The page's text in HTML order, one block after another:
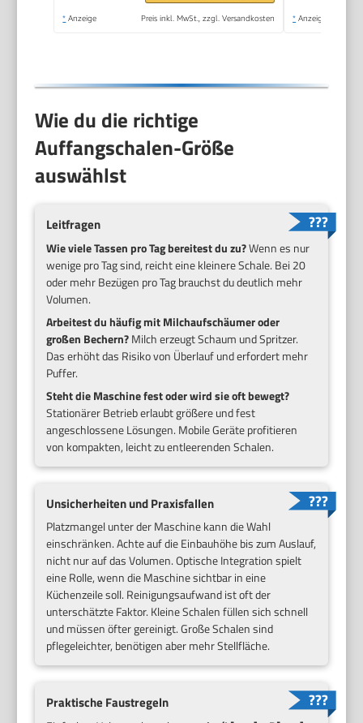
Spezialitäten, ideal für
* Anzeige Preis inkl. MwSt., zzgl. Versandkosten * Anzeige
Wie du die richtige
Auffangschalen-Größe
auswählst
Leitfragen
Wie viele Tassen pro Tag bereitest du zu?Wenn es nur
wenige pro Tag sind, reicht eine kleinere Schale. Bei 20
oder mehr Bezügen pro Tag brauchst du deutlich mehr
Volumen.
Arbeitest du häufig mit Milchaufschäumer oder
großen Bechern?Milch erzeugt Schaum und Spritzer.
Das erhöht das Risiko von Überlauf und erfordert mehr
Puffer.
Steht die Maschine fest oder wird sie oft bewegt?
Stationärer Betrieb erlaubt größere und fest
angeschlossene Lösungen. Mobile Geräte profitieren
von kompakten, leicht zu entleerenden Schalen.
Unsicherheiten und Praxisfallen
Platzmangel unter der Maschine kann die Wahl
einschränken. Achte auf die Einbauhöhe bis zum Auslauf,
nicht nur auf das Volumen. Optische Integration spielt
eine Rolle, wenn die Maschine sichtbar in eine
Küchenzeile soll. Reinigungsaufwand ist oft der
unterschätzte Faktor. Kleine Schalen füllen sich schnell
und müssen öfter gereinigt. Große Schalen sind
pflegeleichter, benötigen aber mehr Stellfläche.
Praktische Faustregeln